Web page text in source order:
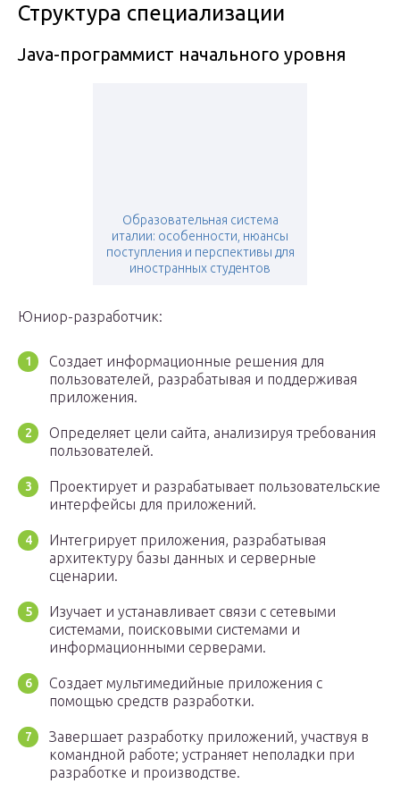
Структура специализации
Java-программист начального уровня
Образовательная система
италии: особенности, нюансы
поступления и перспективы для
иностранных студентов
Юниор-разработчик:
Создает информационные решения для
пользователей, разрабатывая и поддерживая
приложения.
Определяет цели сайта, анализируя требования
пользователей.
Проектирует и разрабатывает пользовательские
интерфейсы для приложений.
Интегрирует приложения, разрабатывая
архитектуру базы данных и серверные
сценарии.
Изучает и устанавливает связи с сетевыми
системами, поисковыми системами и
информационными серверами.
Создает мультимедийные приложения с
помощью средств разработки.
Завершает разработку приложений, участвуя в
командной работе; устраняет неполадки при
разработке и производстве.